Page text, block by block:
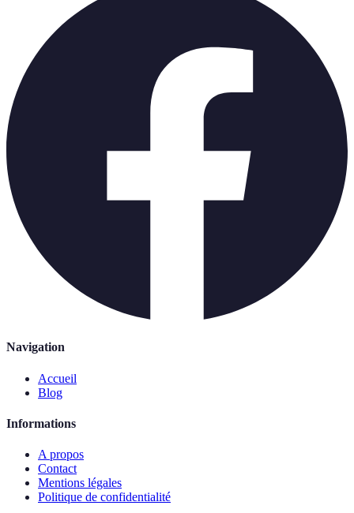
Navigation
Accueil
Blog
Informations
A propos
Contact
Mentions légales
Politique de confidentialité